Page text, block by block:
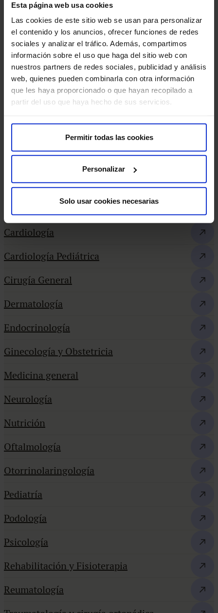
Esta página web usa cookies
Las cookies de este sitio web se usan para personalizar
el contenido y los anuncios, ofrecer funciones de redes
sociales y analizar el tráfico. Además, compartimos
información sobre el uso que haga del sitio web con
nuestros partners de redes sociales, publicidad y análisis
web, quienes pueden combinarla con otra información
que les haya proporcionado o que hayan recopilado a
partir del uso que haya hecho de sus servicios.
Permitir todas las cookies
Personalizar
Solo usar cookies necesarias
Especialidades disponibles en el
Policlínico HM Collblanc
Alergología
Angiología y Cirugía Vascular
Cardiología
Cardiología Pediátrica
Cirugía General
Dermatología
Endocrinología
Ginecología y Obstetricia
Medicina general
Neurología
Nutrición
Oftalmología
Otorrinolaringología
Pediatría
Podología
Psicología
Rehabilitación y Fisioterapia
Reumatología